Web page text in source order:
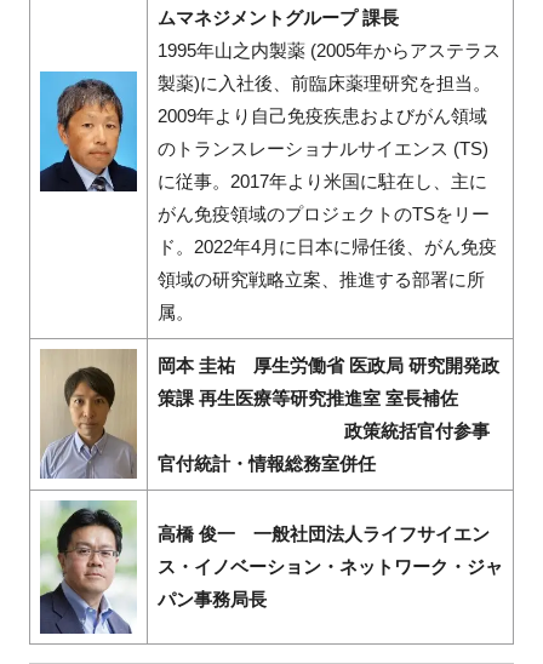
ムマネジメントグループ 課長
1995年山之内製薬 (2005年からアステラス
製薬)に入社後、前臨床薬理研究を担当。
2009年より自己免疫疾患およびがん領域
のトランスレーショナルサイエンス (TS)
に従事。2017年より米国に駐在し、主に
がん免疫領域のプロジェクトのTSをリー
ド。2022年4月に日本に帰任後、がん免疫
領域の研究戦略立案、推進する部署に所
属。
岡本 圭祐 厚生労働省 医政局 研究開発政
策課 再生医療等研究推進室 室長補佐
政策統括官付参事
官付統計・情報総務室併任
高橋 俊一 一般社団法人ライフサイエン
ス・イノベーション・ネットワーク・ジャ
パン事務局長